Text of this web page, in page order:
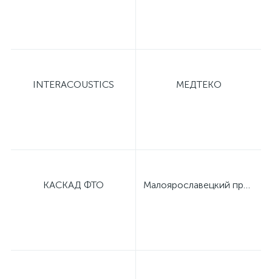
INTERACOUSTICS МЕДТЕКО
КАСКАД ФТО Малоярославецкий приборный завод